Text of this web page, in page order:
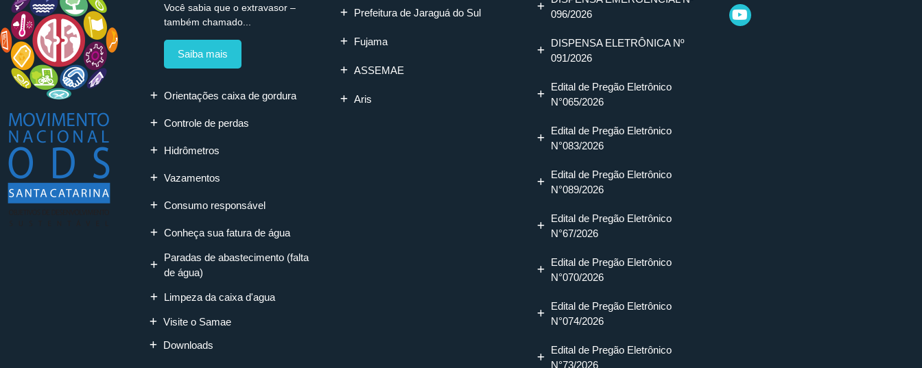
Você sabia que o extravasor –
também chamado...
Saiba mais
Orientações caixa de gordura
Controle de perdas
Hidrômetros
Vazamentos
Consumo responsável
Conheça sua fatura de água
Paradas de abastecimento (falta
de água)
Limpeza da caixa d'agua
Visite o Samae
Downloads
Prefeitura de Jaraguá do Sul
Fujama
ASSEMAE
Aris
096/2026
DISPENSA ELETRÔNICA Nº
091/2026
Edital de Pregão Eletrônico
N°065/2026
Edital de Pregão Eletrônico
N°083/2026
Edital de Pregão Eletrônico
N°089/2026
Edital de Pregão Eletrônico
N°67/2026
Edital de Pregão Eletrônico
N°070/2026
Edital de Pregão Eletrônico
N°074/2026
Edital de Pregão Eletrônico
N°73/2026